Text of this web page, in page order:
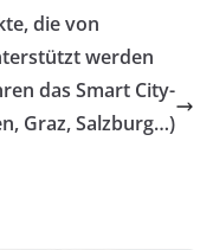
die von
werden
das Smart City-
Graz, Salzburg…)